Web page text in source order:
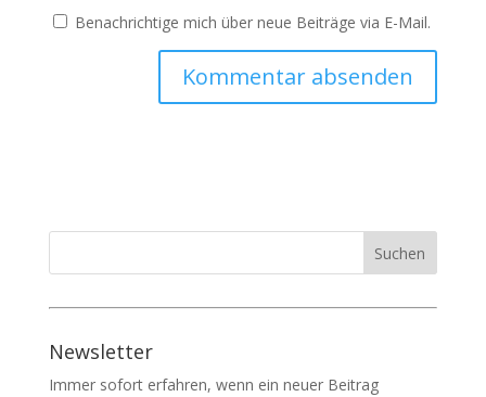
Benachrichtige mich über neue Beiträge via E-Mail.
Newsletter
Immer sofort erfahren, wenn ein neuer Beitrag